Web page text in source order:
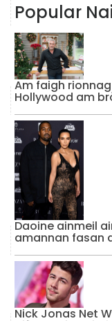
Popular
Am faigh rionnag
Hollywood am
Daoine ainmeil
amannan fasan
Nick Jonas Net